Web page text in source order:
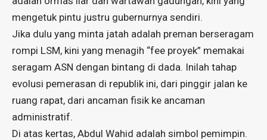
mengetuk pintu justru gubernurnya sendiri.
Jika dulu yang minta jatah adalah preman berseragam
rompi LSM, kini yang menagih “fee proyek” memakai
seragam ASN dengan bintang di dada. Inilah tahap
evolusi pemerasan di republik ini, dari pinggir jalan ke
ruang rapat, dari ancaman fisik ke ancaman
administratif.
Di atas kertas, Abdul Wahid adalah simbol pemimpin.